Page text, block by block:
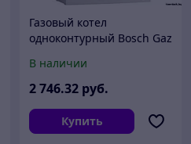
Газовый котел
одноконтурный Bosch Gaz
В наличии
2 746.32 руб.
Купить